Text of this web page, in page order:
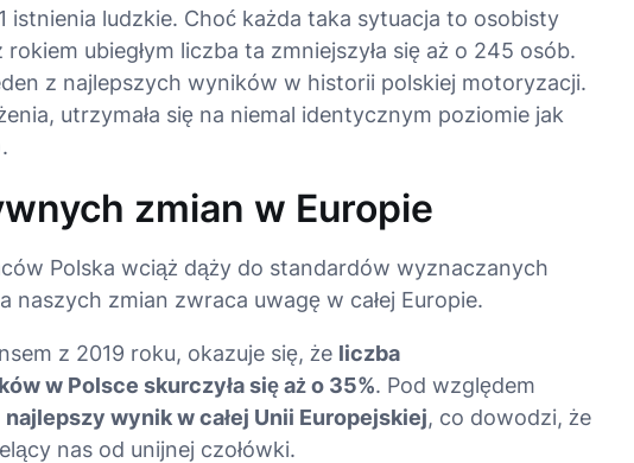
istnienia ludzkie. Choć każda taka sytuacja to osobisty
ubiegłym liczba ta zmniejszyła się aż o 245 osób.
z najlepszych wyników w historii polskiej motoryzacji.
utrzymała się na niemal identycznym poziomie jak
.
zmian w Europie
Polska wciąż dąży do standardów wyznaczanych
zmian zwraca uwagę w całej Europie.
z 2019 roku, okazuje się, że liczba
w Polsce skurczyła się aż o 35%. Pod względem
najlepszy wynik w całej Unii Europejskiej, co dowodzi, że
nas od unijnej czołówki.